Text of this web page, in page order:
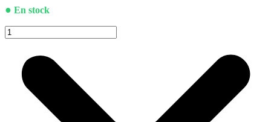
● En stock